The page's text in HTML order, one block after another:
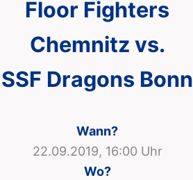
Floor Fighters
Chemnitz vs.
SSF Dragons Bonn
Wann?
22.09.2019, 16:00 Uhr
Wo?